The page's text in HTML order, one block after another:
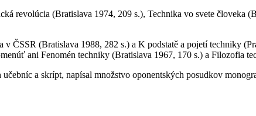
revolúcia (Bratislava 1974, 209 s.), Technika vo svete človeka
ČSSR (Bratislava 1988, 282 s.) a K podstatě a pojetí techniky
ani Fenomén techniky (Bratislava 1967, 170 s.) a Filozofia
a skrípt, napísal množstvo oponentských posudkov